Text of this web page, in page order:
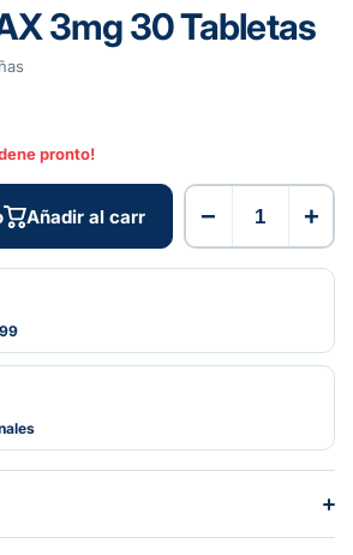
3mg 30 Tabletas
pronto!
Añadir al carrito − +